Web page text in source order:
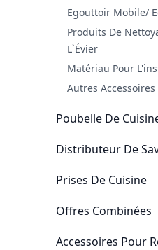
Egouttoir Mobile/
Produits De
L`évier
Matériau Pour
Autres Accessoires
Poubelle De
Distributeur De
Prises De Cuisine
Offres Combinées
Accessoires Pour